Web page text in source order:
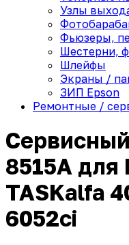
Узлы
Фьюзеры,
Шестерни,
Шлейфы
Экраны /
ЗИП Epson
Ремонтные /
8515A для
TASKalfa
6052ci